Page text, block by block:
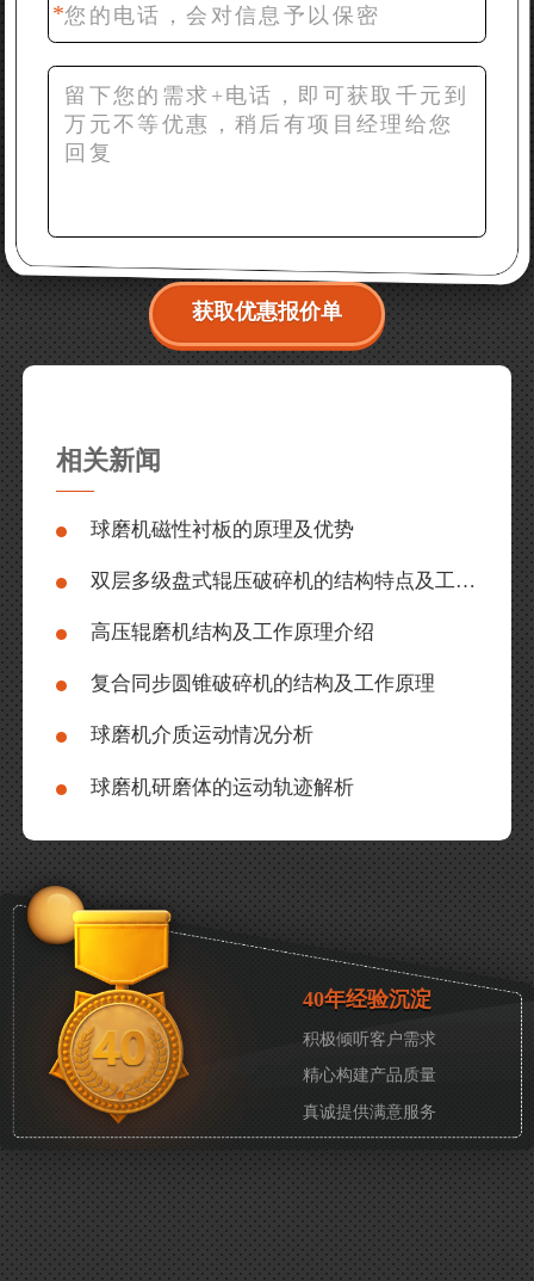
获取优惠报价单
相关新闻
球磨机磁性衬板的原理及优势
双层多级盘式辊压破碎机的结构特点及工作原理
高压辊磨机结构及工作原理介绍
复合同步圆锥破碎机的结构及工作原理
球磨机介质运动情况分析
球磨机研磨体的运动轨迹解析
40年经验沉淀
积极倾听客户需求
精心构建产品质量
真诚提供满意服务